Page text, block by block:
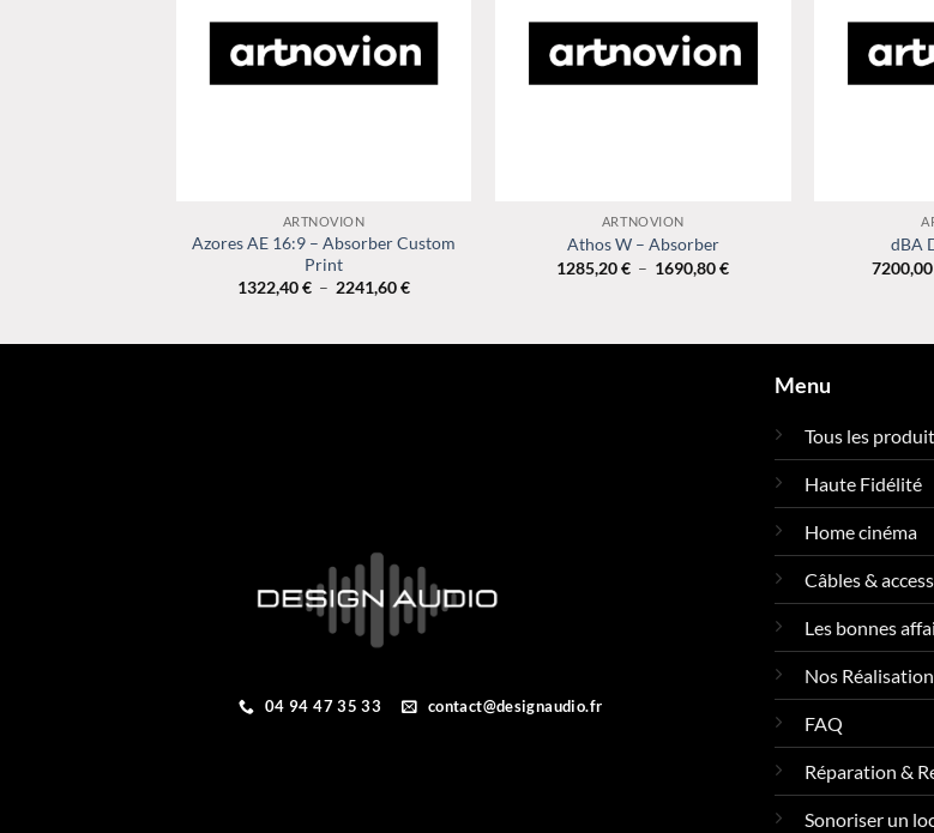
ARTNOVION
Azores AE 16:9 – Absorber Custom
Print
1322,40€ – 2241,60€Plage
ARTNOVION
Athos W – Absorber
1285,20€ – 1690,80€Plage
1690,80 €
dBA
7200,00
04 94 47 35 33 contact@designaudio.fr
Menu
Tous les
Haute Fidélité
Home cinéma
Câbles &
Les bonnes
Nos
FAQ
Réparation &
Sonoriser un